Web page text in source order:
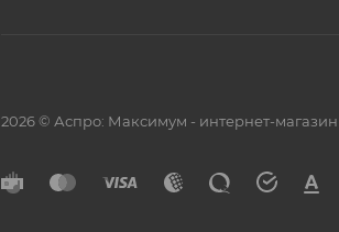
2026 © Аспро: Максимум - интернет-магазин